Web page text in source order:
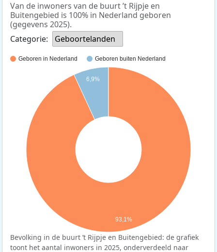
Van de inwoners van de buurt ’t Rijpje en
Buitengebied is 100% in Nederland geboren
(gegevens 2025).
Categorie:
Geboortelanden
Geboren in Nederland Geboren buiten Nederland
6,9%
93,1%
Bevolking in de buurt ’t Rijpje en Buitengebied: de grafiek
toont het aantal inwoners in 2025, onderverdeeld naar